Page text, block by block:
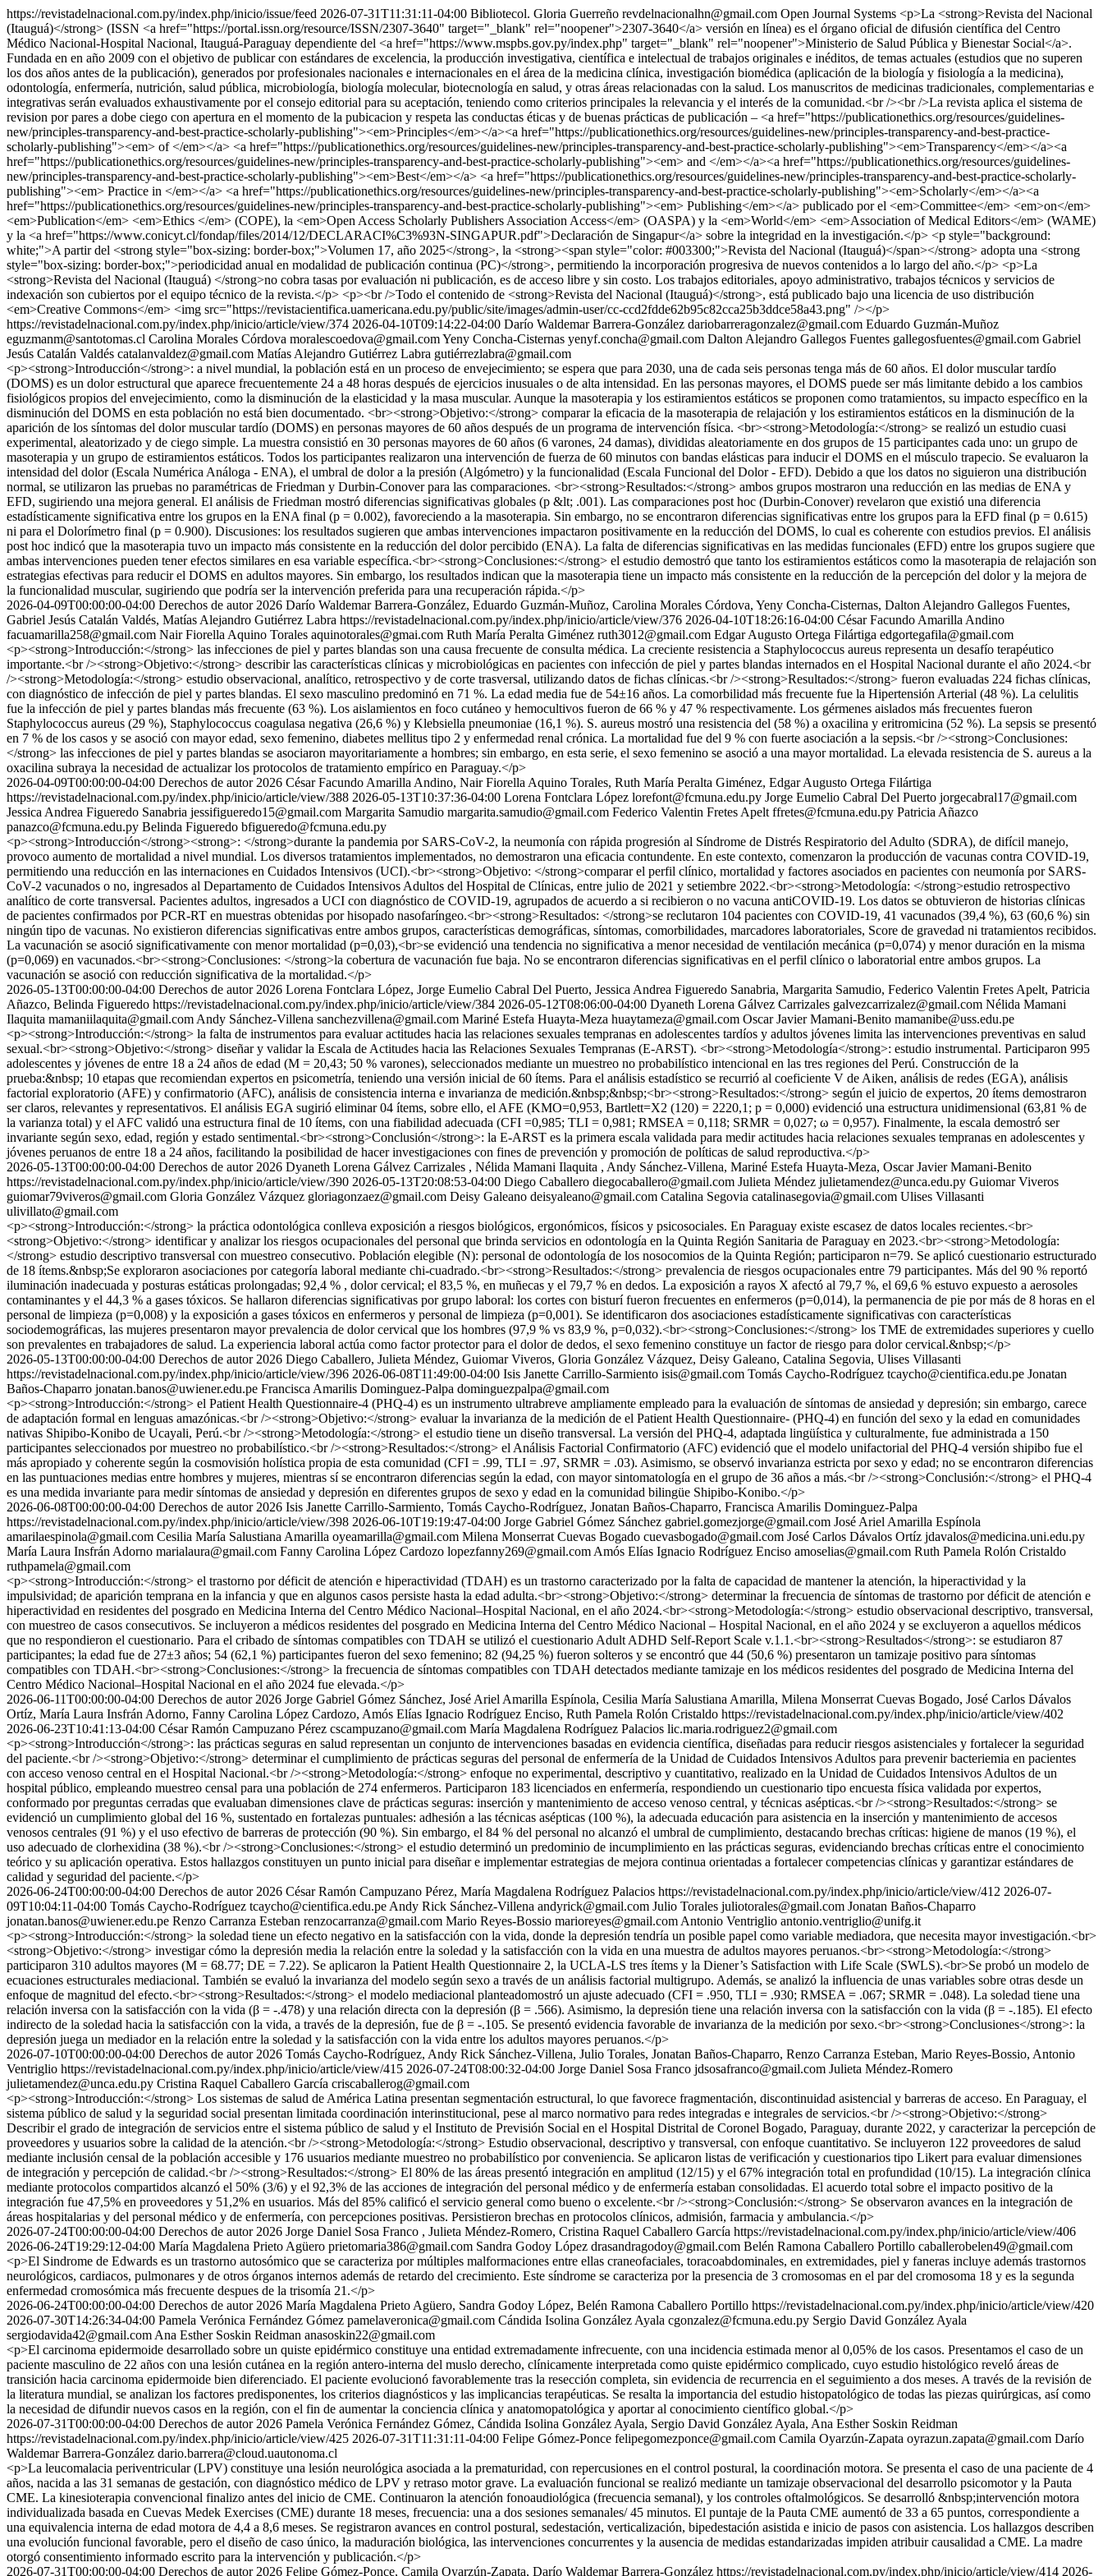
https://revistadelnacional.com.py/index.php/inicio/issue/feed 2026-07-31T11:31:11-04:00 Bibliotecol. Gloria Guerreño revdelnacionalhn@gmail.com Open Journal Systems <p>La <strong>Revista del Nacional
(Itauguá)</strong> (ISSN <a href="https://portal.issn.org/resource/ISSN/2307-3640" target="_blank" rel="noopener">2307-3640</a> versión en línea) es el órgano oficial de difusión científica del Centro
Médico Nacional-Hospital Nacional, Itauguá-Paraguay dependiente del <a href="https://www.mspbs.gov.py/index.php" target="_blank" rel="noopener">Ministerio de Salud Pública y Bienestar Social</a>.
Fundada en en año 2009 con el objetivo de publicar con estándares de excelencia, la producción investigativa, científica e intelectual de trabajos originales e inéditos, de temas actuales (estudios que no superen
los dos años antes de la publicación), generados por profesionales nacionales e internacionales en el área de la medicina clínica, investigación biomédica (aplicación de la biología y fisiología a la medicina),
odontología, enfermería, nutrición, salud pública, microbiología, biología molecular, biotecnología en salud, y otras áreas relacionadas con la salud. Los manuscritos de medicinas tradicionales, complementarias e
integrativas serán evaluados exhaustivamente por el consejo editorial para su aceptación, teniendo como criterios principales la relevancia y el interés de la comunidad.<br /><br />La revista aplica el sistema de
revision por pares a dobe ciego con apertura en el momento de la pubicacion y respeta las conductas éticas y de buenas prácticas de publicación – <a href="https://publicationethics.org/resources/guidelines-
new/principles-transparency-and-best-practice-scholarly-publishing"><em>Principles</em></a><a href="https://publicationethics.org/resources/guidelines-new/principles-transparency-and-best-practice-
scholarly-publishing"><em> of </em></a> <a href="https://publicationethics.org/resources/guidelines-new/principles-transparency-and-best-practice-scholarly-publishing"><em>Transparency</em></a><a
href="https://publicationethics.org/resources/guidelines-new/principles-transparency-and-best-practice-scholarly-publishing"><em> and </em></a><a href="https://publicationethics.org/resources/guidelines-
new/principles-transparency-and-best-practice-scholarly-publishing"><em>Best</em></a> <a href="https://publicationethics.org/resources/guidelines-new/principles-transparency-and-best-practice-scholarly-
publishing"><em> Practice in </em></a> <a href="https://publicationethics.org/resources/guidelines-new/principles-transparency-and-best-practice-scholarly-publishing"><em>Scholarly</em></a><a
href="https://publicationethics.org/resources/guidelines-new/principles-transparency-and-best-practice-scholarly-publishing"><em> Publishing</em></a> publicado por el <em>Committee</em> <em>on</em>
<em>Publication</em> <em>Ethics </em> (COPE), la <em>Open Access Scholarly Publishers Association Access</em> (OASPA) y la <em>World</em> <em>Association of Medical Editors</em> (WAME)
y la <a href="https://www.conicyt.cl/fondap/files/2014/12/DECLARACI%C3%93N-SINGAPUR.pdf">Declaración de Singapur</a> sobre la integridad en la investigación.</p> <p style="background:
white;">A partir del <strong style="box-sizing: border-box;">Volumen 17, año 2025</strong>, la <strong><span style="color: #003300;">Revista del Nacional (Itauguá)</span></strong> adopta una <strong
style="box-sizing: border-box;">periodicidad anual en modalidad de publicación continua (PC)</strong>, permitiendo la incorporación progresiva de nuevos contenidos a lo largo del año.</p> <p>La
<strong>Revista del Nacional (Itauguá) </strong>no cobra tasas por evaluación ni publicación, es de acceso libre y sin costo. Los trabajos editoriales, apoyo administrativo, trabajos técnicos y servicios de
indexación son cubiertos por el equipo técnico de la revista.</p> <p><br />Todo el contenido de <strong>Revista del Nacional (Itauguá)</strong>, está publicado bajo una licencia de uso distribución
<em>Creative Commons</em> <img src="https://revistacientifica.uamericana.edu.py/public/site/images/admin-user/cc-ccd2fdde62b95c82cca25b3ddce58a43.png" /></p>
https://revistadelnacional.com.py/index.php/inicio/article/view/374 2026-04-10T09:14:22-04:00 Darío Waldemar Barrera-González dariobarreragonzalez@gmail.com Eduardo Guzmán-Muñoz
eguzmanm@santotomas.cl Carolina Morales Córdova moralescoedova@gmail.comYeny Concha-Cisternas yenyf.concha@gmail.com Dalton Alejandro Gallegos Fuentes gallegosfuentes@gmail.com Gabriel
Jesús Catalán Valdés catalanvaldez@gmail.com Matías Alejandro Gutiérrez Labra gutiérrezlabra@gmail.com
<p><strong>Introducción</strong>: a nivel mundial, la población está en un proceso de envejecimiento; se espera que para 2030, una de cada seis personas tenga más de 60 años. El dolor muscular tardío
(DOMS) es un dolor estructural que aparece frecuentemente 24 a 48 horas después de ejercicios inusuales o de alta intensidad. En las personas mayores, el DOMS puede ser más limitante debido a los cambios
fisiológicos propios del envejecimiento, como la disminución de la elasticidad y la masa muscular. Aunque la masoterapia y los estiramientos estáticos se proponen como tratamientos, su impacto específico en la
disminución del DOMS en esta población no está bien documentado. <br><strong>Objetivo:</strong> comparar la eficacia de la masoterapia de relajación y los estiramientos estáticos en la disminución de la
aparición de los síntomas del dolor muscular tardío (DOMS) en personas mayores de 60 años después de un programa de intervención física. <br><strong>Metodología:</strong> se realizó un estudio cuasi
experimental, aleatorizado y de ciego simple. La muestra consistió en 30 personas mayores de 60 años (6 varones, 24 damas), divididas aleatoriamente en dos grupos de 15 participantes cada uno: un grupo de
masoterapia y un grupo de estiramientos estáticos. Todos los participantes realizaron una intervención de fuerza de 60 minutos con bandas elásticas para inducir el DOMS en el músculo trapecio. Se evaluaron la
intensidad del dolor (Escala Numérica Análoga - ENA), el umbral de dolor a la presión (Algómetro) y la funcionalidad (Escala Funcional del Dolor - EFD). Debido a que los datos no siguieron una distribución
normal, se utilizaron las pruebas no paramétricas de Friedman y Durbin-Conover para las comparaciones. <br><strong>Resultados:</strong> ambos grupos mostraron una reducción en las medias de ENA y
EFD, sugiriendo una mejora general. El análisis de Friedman mostró diferencias significativas globales (p &lt; .001). Las comparaciones post hoc (Durbin-Conover) revelaron que existió una diferencia
estadísticamente significativa entre los grupos en la ENA final (p = 0.002), favoreciendo a la masoterapia. Sin embargo, no se encontraron diferencias significativas entre los grupos para la EFD final (p = 0.615)
ni para el Dolorímetro final (p = 0.900). Discusiones: los resultados sugieren que ambas intervenciones impactaron positivamente en la reducción del DOMS, lo cual es coherente con estudios previos. El análisis
post hoc indicó que la masoterapia tuvo un impacto más consistente en la reducción del dolor percibido (ENA). La falta de diferencias significativas en las medidas funcionales (EFD) entre los grupos sugiere que
ambas intervenciones pueden tener efectos similares en esa variable específica.<br><strong>Conclusiones:</strong> el estudio demostró que tanto los estiramientos estáticos como la masoterapia de relajación son
estrategias efectivas para reducir el DOMS en adultos mayores. Sin embargo, los resultados indican que la masoterapia tiene un impacto más consistente en la reducción de la percepción del dolor y la mejora de
la funcionalidad muscular, sugiriendo que podría ser la intervención preferida para una recuperación rápida.</p>
2026-04-09T00:00:00-04:00 Derechos de autor 2026 Darío Waldemar Barrera-González, Eduardo Guzmán-Muñoz, Carolina Morales Córdova, Yeny Concha-Cisternas, Dalton Alejandro Gallegos Fuentes,
Gabriel Jesús Catalán Valdés, Matías Alejandro Gutiérrez Labra https://revistadelnacional.com.py/index.php/inicio/article/view/376 2026-04-10T18:26:16-04:00 César Facundo Amarilla Andino
facuamarilla258@gmail.com Nair Fiorella Aquino Torales aquinotorales@gmai.com Ruth María Peralta Giménez ruth3012@gmail.com Edgar Augusto Ortega Filártiga edgortegafila@gmail.com
<p><strong>Introducción:</strong> las infecciones de piel y partes blandas son una causa frecuente de consulta médica. La creciente resistencia a Staphylococcus aureus representa un desafío terapéutico
importante.<br /><strong>Objetivo:</strong> describir las características clínicas y microbiológicas en pacientes con infección de piel y partes blandas internados en el Hospital Nacional durante el año 2024.<br
/><strong>Metodología:</strong> estudio observacional, analítico, retrospectivo y de corte trasversal, utilizando datos de fichas clínicas.<br /><strong>Resultados:</strong> fueron evaluadas 224 fichas clínicas,
con diagnóstico de infección de piel y partes blandas. El sexo masculino predominó en 71 %. La edad media fue de 54±16 años. La comorbilidad más frecuente fue la Hipertensión Arterial (48 %). La celulitis
fue la infección de piel y partes blandas más frecuente (63 %). Los aislamientos en foco cutáneo y hemocultivos fueron de 66 % y 47 % respectivamente. Los gérmenes aislados más frecuentes fueron
Staphylococcus aureus (29 %), Staphylococcus coagulasa negativa (26,6 %) y Klebsiella pneumoniae (16,1 %). S. aureus mostró una resistencia del (58 %) a oxacilina y eritromicina (52 %). La sepsis se presentó
en 7 % de los casos y se asoció con mayor edad, sexo femenino, diabetes mellitus tipo 2 y enfermedad renal crónica. La mortalidad fue del 9 % con fuerte asociación a la sepsis.<br /><strong>Conclusiones:
</strong> las infecciones de piel y partes blandas se asociaron mayoritariamente a hombres; sin embargo, en esta serie, el sexo femenino se asoció a una mayor mortalidad. La elevada resistencia de S. aureus a la
oxacilina subraya la necesidad de actualizar los protocolos de tratamiento empírico en Paraguay.</p>
2026-04-09T00:00:00-04:00 Derechos de autor 2026 César Facundo Amarilla Andino, Nair Fiorella Aquino Torales, Ruth María Peralta Giménez, Edgar Augusto Ortega Filártiga
https://revistadelnacional.com.py/index.php/inicio/article/view/388 2026-05-13T10:37:36-04:00 Lorena Fontclara López lorefont@fcmuna.edu.py Jorge Eumelio Cabral Del Puerto jorgecabral17@gmail.com
Jessica Andrea Figueredo Sanabria jessifigueredo15@gmail.com Margarita Samudio margarita.samudio@gmail.com Federico Valentin Fretes Apelt ffretes@fcmuna.edu.py Patricia Añazco
panazco@fcmuna.edu.py Belinda Figueredo bfigueredo@fcmuna.edu.py
<p><strong>Introducción</strong><strong>: </strong>durante la pandemia por SARS-CoV-2, la neumonía con rápida progresión al Síndrome de Distrés Respiratorio del Adulto (SDRA), de difícil manejo,
provoco aumento de mortalidad a nivel mundial. Los diversos tratamientos implementados, no demostraron una eficacia contundente. En este contexto, comenzaron la producción de vacunas contra COVID-19,
permitiendo una reducción en las internaciones en Cuidados Intensivos (UCI).<br><strong>Objetivo: </strong>comparar el perfil clínico, mortalidad y factores asociados en pacientes con neumonía por SARS-
CoV-2 vacunados o no, ingresados al Departamento de Cuidados Intensivos Adultos del Hospital de Clínicas, entre julio de 2021 y setiembre 2022.<br><strong>Metodología: </strong>estudio retrospectivo
analítico de corte transversal. Pacientes adultos, ingresados a UCI con diagnóstico de COVID-19, agrupados de acuerdo a si recibieron o no vacuna antiCOVID-19. Los datos se obtuvieron de historias clínicas
de pacientes confirmados por PCR-RT en muestras obtenidas por hisopado nasofaríngeo.<br><strong>Resultados: </strong>se reclutaron 104 pacientes con COVID-19, 41 vacunados (39,4 %), 63 (60,6 %) sin
ningún tipo de vacunas. No existieron diferencias significativas entre ambos grupos, características demográficas, síntomas, comorbilidades, marcadores laboratoriales, Score de gravedad ni tratamientos recibidos.
La vacunación se asoció significativamente con menor mortalidad (p=0,03),<br>se evidenció una tendencia no significativa a menor necesidad de ventilación mecánica (p=0,074) y menor duración en la misma
(p=0,069) en vacunados.<br><strong>Conclusiones: </strong>la cobertura de vacunación fue baja. No se encontraron diferencias significativas en el perfil clínico o laboratorial entre ambos grupos. La
vacunación se asoció con reducción significativa de la mortalidad.</p>
2026-05-13T00:00:00-04:00 Derechos de autor 2026 Lorena Fontclara López, Jorge Eumelio Cabral Del Puerto, Jessica Andrea Figueredo Sanabria, Margarita Samudio, Federico Valentin Fretes Apelt, Patricia
Añazco, Belinda Figueredo https://revistadelnacional.com.py/index.php/inicio/article/view/384 2026-05-12T08:06:00-04:00 Dyaneth Lorena Gálvez Carrizales galvezcarrizalez@gmail.com Nélida Mamani
Ilaquita mamaniilaquita@gmail.com Andy Sánchez-Villena sanchezvillena@gmail.com Mariné Estefa Huayta-Meza huaytameza@gmail.com Oscar Javier Mamani-Benito mamanibe@uss.edu.pe
<p><strong>Introducción:</strong> la falta de instrumentos para evaluar actitudes hacia las relaciones sexuales tempranas en adolescentes tardíos y adultos jóvenes limita las intervenciones preventivas en salud
sexual.<br><strong>Objetivo:</strong> diseñar y validar la Escala de Actitudes hacia las Relaciones Sexuales Tempranas (E-ARST). <br><strong>Metodología</strong>: estudio instrumental. Participaron 995
adolescentes y jóvenes de entre 18 a 24 años de edad (M = 20,43; 50 % varones), seleccionados mediante un muestreo no probabilístico intencional en las tres regiones del Perú. Construcción de la
prueba:&nbsp; 10 etapas que recomiendan expertos en psicometría, teniendo una versión inicial de 60 ítems. Para el análisis estadístico se recurrió al coeficiente V de Aiken, análisis de redes (EGA), análisis
factorial exploratorio (AFE) y confirmatorio (AFC), análisis de consistencia interna e invarianza de medición.&nbsp;&nbsp;<br><strong>Resultados:</strong> según el juicio de expertos, 20 ítems demostraron
ser claros, relevantes y representativos. El análisis EGA sugirió eliminar 04 ítems, sobre ello, el AFE (KMO=0,953, Bartlett=X2 (120) = 2220,1; p = 0,000) evidenció una estructura unidimensional (63,81 % de
la varianza total) y el AFC validó una estructura final de 10 ítems, con una fiabilidad adecuada (CFI =0,985; TLI = 0,981; RMSEA = 0,118; SRMR = 0,027; ω = 0,957). Finalmente, la escala demostró ser
invariante según sexo, edad, región y estado sentimental.<br><strong>Conclusión</strong>: la E-ARST es la primera escala validada para medir actitudes hacia relaciones sexuales tempranas en adolescentes y
jóvenes peruanos de entre 18 a 24 años, facilitando la posibilidad de hacer investigaciones con fines de prevención y promoción de políticas de salud reproductiva.</p>
2026-05-13T00:00:00-04:00 Derechos de autor 2026 Dyaneth Lorena Gálvez Carrizales , Nélida Mamani Ilaquita , Andy Sánchez-Villena, Mariné Estefa Huayta-Meza, Oscar Javier Mamani-Benito
https://revistadelnacional.com.py/index.php/inicio/article/view/390 2026-05-13T20:08:53-04:00 Diego Caballero diegocaballero@gmail.com Julieta Méndez julietamendez@unca.edu.py Guiomar Viveros
guiomar79viveros@gmail.com Gloria González Vázquez gloriagonzaez@gmail.com Deisy Galeano deisyaleano@gmail.com Catalina Segovia catalinasegovia@gmail.com Ulises Villasanti
ulivillato@gmail.com
<p><strong>Introducción:</strong> la práctica odontológica conlleva exposición a riesgos biológicos, ergonómicos, físicos y psicosociales. En Paraguay existe escasez de datos locales recientes.<br>
<strong>Objetivo:</strong> identificar y analizar los riesgos ocupacionales del personal que brinda servicios en odontología en la Quinta Región Sanitaria de Paraguay en 2023.<br><strong>Metodología:
</strong> estudio descriptivo transversal con muestreo consecutivo. Población elegible (N): personal de odontología de los nosocomios de la Quinta Región; participaron n=79. Se aplicó cuestionario estructurado
de 18 ítems.&nbsp;Se exploraron asociaciones por categoría laboral mediante chi-cuadrado.<br><strong>Resultados:</strong> prevalencia de riesgos ocupacionales entre 79 participantes. Más del 90 % reportó
iluminación inadecuada y posturas estáticas prolongadas; 92,4 % , dolor cervical; el 83,5 %, en muñecas y el 79,7 % en dedos. La exposición a rayos X afectó al 79,7 %, el 69,6 % estuvo expuesto a aerosoles
contaminantes y el 44,3 % a gases tóxicos. Se hallaron diferencias significativas por grupo laboral: los cortes con bisturí fueron frecuentes en enfermeros (p=0,014), la permanencia de pie por más de 8 horas en el
personal de limpieza (p=0,008) y la exposición a gases tóxicos en enfermeros y personal de limpieza (p=0,001). Se identificaron dos asociaciones estadísticamente significativas con características
sociodemográficas, las mujeres presentaron mayor prevalencia de dolor cervical que los hombres (97,9 % vs 83,9 %, p=0,032).<br><strong>Conclusiones:</strong> los TME de extremidades superiores y cuello
son prevalentes en trabajadores de salud. La experiencia laboral actúa como factor protector para el dolor de dedos, el sexo femenino constituye un factor de riesgo para dolor cervical.&nbsp;</p>
2026-05-13T00:00:00-04:00 Derechos de autor 2026 Diego Caballero, Julieta Méndez, Guiomar Viveros, Gloria González Vázquez, Deisy Galeano, Catalina Segovia, Ulises Villasanti
https://revistadelnacional.com.py/index.php/inicio/article/view/396 2026-06-08T11:49:00-04:00 Isis Janette Carrillo-Sarmiento isis@gmail.com Tomás Caycho-Rodríguez tcaycho@cientifica.edu.pe Jonatan
Baños-Chaparro jonatan.banos@uwiener.edu.pe Francisca Amarilis Dominguez-Palpa dominguezpalpa@gmail.com
<p><strong>Introducción:</strong> el Patient Health Questionnaire-4 (PHQ-4) es un instrumento ultrabreve ampliamente empleado para la evaluación de síntomas de ansiedad y depresión; sin embargo, carece
de adaptación formal en lenguas amazónicas.<br /><strong>Objetivo:</strong> evaluar la invarianza de la medición de el Patient Health Questionnaire- (PHQ-4) en función del sexo y la edad en comunidades
nativas Shipibo-Konibo de Ucayali, Perú.<br /><strong>Metodología:</strong> el estudio tiene un diseño transversal. La versión del PHQ-4, adaptada lingüística y culturalmente, fue administrada a 150
participantes seleccionados por muestreo no probabilístico.<br /><strong>Resultados:</strong> el Análisis Factorial Confirmatorio (AFC) evidenció que el modelo unifactorial del PHQ-4 versión shipibo fue el
más apropiado y coherente según la cosmovisión holística propia de esta comunidad (CFI = .99, TLI = .97, SRMR = .03). Asimismo, se observó invarianza estricta por sexo y edad; no se encontraron diferencias
en las puntuaciones medias entre hombres y mujeres, mientras sí se encontraron diferencias según la edad, con mayor sintomatología en el grupo de 36 años a más.<br /><strong>Conclusión:</strong> el PHQ-4
es una medida invariante para medir síntomas de ansiedad y depresión en diferentes grupos de sexo y edad en la comunidad bilingüe Shipibo-Konibo.</p>
2026-06-08T00:00:00-04:00 Derechos de autor 2026 Isis Janette Carrillo-Sarmiento, Tomás Caycho-Rodríguez, Jonatan Baños-Chaparro, Francisca Amarilis Dominguez-Palpa
https://revistadelnacional.com.py/index.php/inicio/article/view/398 2026-06-10T19:19:47-04:00 Jorge Gabriel Gómez Sánchez gabriel.gomezjorge@gmail.com José Ariel Amarilla Espínola
amarilaespinola@gmail.com Cesilia María Salustiana Amarilla oyeamarilla@gmail.com Milena Monserrat Cuevas Bogado cuevasbogado@gmail.com José Carlos Dávalos Ortíz jdavalos@medicina.uni.edu.py
María Laura Insfrán Adorno marialaura@gmail.com Fanny Carolina López Cardozo lopezfanny269@gmail.com Amós Elías Ignacio Rodríguez Enciso amoselias@gmail.com Ruth Pamela Rolón Cristaldo
ruthpamela@gmail.com
<p><strong>Introducción:</strong> el trastorno por déficit de atención e hiperactividad (TDAH) es un trastorno caracterizado por la falta de capacidad de mantener la atención, la hiperactividad y la
impulsividad; de aparición temprana en la infancia y que en algunos casos persiste hasta la edad adulta.<br><strong>Objetivo:</strong> determinar la frecuencia de síntomas de trastorno por déficit de atención e
hiperactividad en residentes del posgrado en Medicina Interna del Centro Médico Nacional–Hospital Nacional, en el año 2024.<br><strong>Metodología:</strong> estudio observacional descriptivo, transversal,
con muestreo de casos consecutivos. Se incluyeron a médicos residentes del posgrado en Medicina Interna del Centro Médico Nacional – Hospital Nacional, en el año 2024 y se excluyeron a aquellos médicos
que no respondieron el cuestionario. Para el cribado de síntomas compatibles con TDAH se utilizó el cuestionario Adult ADHD Self-Report Scale v.1.1.<br><strong>Resultados</strong>: se estudiaron 87
participantes; la edad fue de 27±3 años; 54 (62,1 %) participantes fueron del sexo femenino; 82 (94,25 %) fueron solteros y se encontró que 44 (50,6 %) presentaron un tamizaje positivo para síntomas
compatibles con TDAH.<br><strong>Conclusiones:</strong> la frecuencia de síntomas compatibles con TDAH detectados mediante tamizaje en los médicos residentes del posgrado de Medicina Interna del
Centro Médico Nacional–Hospital Nacional en el año 2024 fue elevada.</p>
2026-06-11T00:00:00-04:00 Derechos de autor 2026 Jorge Gabriel Gómez Sánchez, José Ariel Amarilla Espínola, Cesilia María Salustiana Amarilla, Milena Monserrat Cuevas Bogado, José Carlos Dávalos
Ortíz, María Laura Insfrán Adorno, Fanny Carolina López Cardozo, Amós Elías Ignacio Rodríguez Enciso, Ruth Pamela Rolón Cristaldo https://revistadelnacional.com.py/index.php/inicio/article/view/402
2026-06-23T10:41:13-04:00 César Ramón Campuzano Pérez cscampuzano@gmail.com María Magdalena Rodríguez Palacios lic.maria.rodriguez2@gmail.com
<p><strong>Introducción</strong>: las prácticas seguras en salud representan un conjunto de intervenciones basadas en evidencia científica, diseñadas para reducir riesgos asistenciales y fortalecer la seguridad
del paciente.<br /><strong>Objetivo:</strong> determinar el cumplimiento de prácticas seguras del personal de enfermería de la Unidad de Cuidados Intensivos Adultos para prevenir bacteriemia en pacientes
con acceso venoso central en el Hospital Nacional.<br /><strong>Metodología:</strong> enfoque no experimental, descriptivo y cuantitativo, realizado en la Unidad de Cuidados Intensivos Adultos de un
hospital público, empleando muestreo censal para una población de 274 enfermeros. Participaron 183 licenciados en enfermería, respondiendo un cuestionario tipo encuesta física validada por expertos,
conformado por preguntas cerradas que evaluaban dimensiones clave de prácticas seguras: inserción y mantenimiento de acceso venoso central, y técnicas asépticas.<br /><strong>Resultados:</strong> se
evidenció un cumplimiento global del 16 %, sustentado en fortalezas puntuales: adhesión a las técnicas asépticas (100 %), la adecuada educación para asistencia en la inserción y mantenimiento de accesos
venosos centrales (91 %) y el uso efectivo de barreras de protección (90 %). Sin embargo, el 84 % del personal no alcanzó el umbral de cumplimiento, destacando brechas críticas: higiene de manos (19 %), el
uso adecuado de clorhexidina (38 %).<br /><strong>Conclusiones:</strong> el estudio determinó un predominio de incumplimiento en las prácticas seguras, evidenciando brechas críticas entre el conocimiento
teórico y su aplicación operativa. Estos hallazgos constituyen un punto inicial para diseñar e implementar estrategias de mejora continua orientadas a fortalecer competencias clínicas y garantizar estándares de
calidad y seguridad del paciente.</p>
2026-06-24T00:00:00-04:00 Derechos de autor 2026 César Ramón Campuzano Pérez, María Magdalena Rodríguez Palacios https://revistadelnacional.com.py/index.php/inicio/article/view/412 2026-07-
09T10:04:11-04:00 Tomás Caycho-Rodríguez tcaycho@cientifica.edu.pe Andy Rick Sánchez-Villena andyrick@gmail.com Julio Torales juliotorales@gmail.com Jonatan Baños-Chaparro
jonatan.banos@uwiener.edu.pe Renzo Carranza Esteban renzocarranza@gmail.com Mario Reyes-Bossio marioreyes@gmail.com Antonio Ventriglio antonio.ventriglio@unifg.it
<p><strong>Introducción:</strong> la soledad tiene un efecto negativo en la satisfacción con la vida, donde la depresión tendría un posible papel como variable mediadora, que necesita mayor investigación.<br>
<strong>Objetivo:</strong> investigar cómo la depresión media la relación entre la soledad y la satisfacción con la vida en una muestra de adultos mayores peruanos.<br><strong>Metodología:</strong>
participaron 310 adultos mayores (M = 68.77; DE = 7.22). Se aplicaron la Patient Health Questionnaire 2, la UCLA-LS tres ítems y la Diener’s Satisfaction with Life Scale (SWLS).<br>Se probó un modelo de
ecuaciones estructurales mediacional. También se evaluó la invarianza del modelo según sexo a través de un análisis factorial multigrupo. Además, se analizó la influencia de unas variables sobre otras desde un
enfoque de magnitud del efecto.<br><strong>Resultados:</strong> el modelo mediacional planteadomostró un ajuste adecuado (CFI = .950, TLI = .930; RMSEA = .067; SRMR = .048). La soledad tiene una
relación inversa con la satisfacción con la vida (β = -.478) y una relación directa con la depresión (β = .566). Asimismo, la depresión tiene una relación inversa con la satisfacción con la vida (β = -.185). El efecto
indirecto de la soledad hacia la satisfacción con la vida, a través de la depresión, fue de β = -.105. Se presentó evidencia favorable de invarianza de la medición por sexo.<br><strong>Conclusiones</strong>: la
depresión juega un mediador en la relación entre la soledad y la satisfacción con la vida entre los adultos mayores peruanos.</p>
2026-07-10T00:00:00-04:00 Derechos de autor 2026 Tomás Caycho-Rodríguez, Andy Rick Sánchez-Villena, Julio Torales, Jonatan Baños-Chaparro, Renzo Carranza Esteban, Mario Reyes-Bossio, Antonio
Ventriglio https://revistadelnacional.com.py/index.php/inicio/article/view/415 2026-07-24T08:00:32-04:00 Jorge Daniel Sosa Franco jdsosafranco@gmail.com Julieta Méndez-Romero
julietamendez@unca.edu.py Cristina Raquel Caballero García criscaballerog@gmail.com
<p><strong>Introducción:</strong> Los sistemas de salud de América Latina presentan segmentación estructural, lo que favorece fragmentación, discontinuidad asistencial y barreras de acceso. En Paraguay, el
sistema público de salud y la seguridad social presentan limitada coordinación interinstitucional, pese al marco normativo para redes integradas e integrales de servicios.<br /><strong>Objetivo:</strong>
Describir el grado de integración de servicios entre el sistema público de salud y el Instituto de Previsión Social en el Hospital Distrital de Coronel Bogado, Paraguay, durante 2022, y caracterizar la percepción de
proveedores y usuarios sobre la calidad de la atención.<br /><strong>Metodología:</strong> Estudio observacional, descriptivo y transversal, con enfoque cuantitativo. Se incluyeron 122 proveedores de salud
mediante inclusión censal de la población accesible y 176 usuarios mediante muestreo no probabilístico por conveniencia. Se aplicaron listas de verificación y cuestionarios tipo Likert para evaluar dimensiones
de integración y percepción de calidad.<br /><strong>Resultados:</strong> El 80% de las áreas presentó integración en amplitud (12/15) y el 67% integración total en profundidad (10/15). La integración clínica
mediante protocolos compartidos alcanzó el 50% (3/6) y el 92,3% de las acciones de integración del personal médico y de enfermería estaban consolidadas. El acuerdo total sobre el impacto positivo de la
integración fue 47,5% en proveedores y 51,2% en usuarios. Más del 85% calificó el servicio general como bueno o excelente.<br /><strong>Conclusión:</strong> Se observaron avances en la integración de
áreas hospitalarias y del personal médico y de enfermería, con percepciones positivas. Persistieron brechas en protocolos clínicos, admisión, farmacia y ambulancia.</p>
2026-07-24T00:00:00-04:00 Derechos de autor 2026 Jorge Daniel Sosa Franco , Julieta Méndez-Romero, Cristina Raquel Caballero García https://revistadelnacional.com.py/index.php/inicio/article/view/406
2026-06-24T19:29:12-04:00 María Magdalena Prieto Agüero prietomaria386@gmail.com Sandra Godoy López drasandragodoy@gmail.com Belén Ramona Caballero Portillo caballerobelen49@gmail.com
<p>El Sindrome de Edwards es un trastorno autosómico que se caracteriza por múltiples malformaciones entre ellas craneofaciales, toracoabdominales, en extremidades, piel y faneras incluye además trastornos
neurológicos, cardiacos, pulmonares y de otros órganos internos además de retardo del crecimiento. Este síndrome se caracteriza por la presencia de 3 cromosomas en el par del cromosoma 18 y es la segunda
enfermedad cromosómica más frecuente despues de la trisomía 21.</p>
2026-06-24T00:00:00-04:00 Derechos de autor 2026 María Magdalena Prieto Agüero, Sandra Godoy López, Belén Ramona Caballero Portillo https://revistadelnacional.com.py/index.php/inicio/article/view/420
2026-07-30T14:26:34-04:00 Pamela Verónica Fernández Gómez pamelaveronica@gmail.com Cándida Isolina González Ayala cgonzalez@fcmuna.edu.py Sergio David González Ayala
sergiodavida42@gmail.com Ana Esther Soskin Reidman anasoskin22@gmail.com
<p>El carcinoma epidermoide desarrollado sobre un quiste epidérmico constituye una entidad extremadamente infrecuente, con una incidencia estimada menor al 0,05% de los casos. Presentamos el caso de un
paciente masculino de 22 años con una lesión cutánea en la región antero-interna del muslo derecho, clínicamente interpretada como quiste epidérmico complicado, cuyo estudio histológico reveló áreas de
transición hacia carcinoma epidermoide bien diferenciado. El paciente evolucionó favorablemente tras la resección completa, sin evidencia de recurrencia en el seguimiento a dos meses. A través de la revisión de
la literatura mundial, se analizan los factores predisponentes, los criterios diagnósticos y las implicancias terapéuticas. Se resalta la importancia del estudio histopatológico de todas las piezas quirúrgicas, así como
la necesidad de difundir nuevos casos en la región, con el fin de aumentar la conciencia clínica y anatomopatológica y aportar al conocimiento científico global.</p>
2026-07-31T00:00:00-04:00 Derechos de autor 2026 Pamela Verónica Fernández Gómez, Cándida Isolina González Ayala, Sergio David González Ayala, Ana Esther Soskin Reidman
https://revistadelnacional.com.py/index.php/inicio/article/view/425 2026-07-31T11:31:11-04:00 Felipe Gómez-Ponce felipegomezponce@gmail.com Camila Oyarzún-Zapata oyrazun.zapata@gmail.com Darío
Waldemar Barrera-González dario.barrera@cloud.uautonoma.cl
<p>La leucomalacia periventricular (LPV) constituye una lesión neurológica asociada a la prematuridad, con repercusiones en el control postural, la coordinación motora. Se presenta el caso de una paciente de 4
años, nacida a las 31 semanas de gestación, con diagnóstico médico de LPV y retraso motor grave. La evaluación funcional se realizó mediante un tamizaje observacional del desarrollo psicomotor y la Pauta
CME. La kinesioterapia convencional finalizo antes del inicio de CME. Continuaron la atención fonoaudiológica (frecuencia semanal), y los controles oftalmológicos. Se desarrolló &nbsp;intervención motora
individualizada basada en Cuevas Medek Exercises (CME) durante 18 meses, frecuencia: una a dos sesiones semanales/ 45 minutos. El puntaje de la Pauta CME aumentó de 33 a 65 puntos, correspondiente a
una equivalencia interna de edad motora de 4,4 a 8,6 meses. Se registraron avances en control postural, sedestación, verticalización, bipedestación asistida e inicio de pasos con asistencia. Los hallazgos describen
una evolución funcional favorable, pero el diseño de caso único, la maduración biológica, las intervenciones concurrentes y la ausencia de medidas estandarizadas impiden atribuir causalidad a CME. La madre
otorgó consentimiento informado escrito para la intervención y publicación.</p>
2026-07-31T00:00:00-04:00 Derechos de autor 2026 Felipe Gómez-Ponce, Camila Oyarzún-Zapata, Darío Waldemar Barrera-González https://revistadelnacional.com.py/index.php/inicio/article/view/414 2026-